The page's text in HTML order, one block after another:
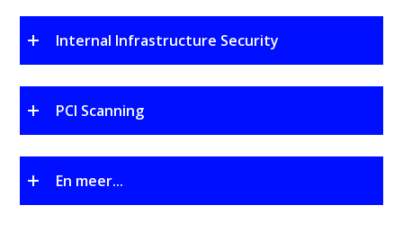
Internal Infrastructure Security
PCI Scanning
En meer...